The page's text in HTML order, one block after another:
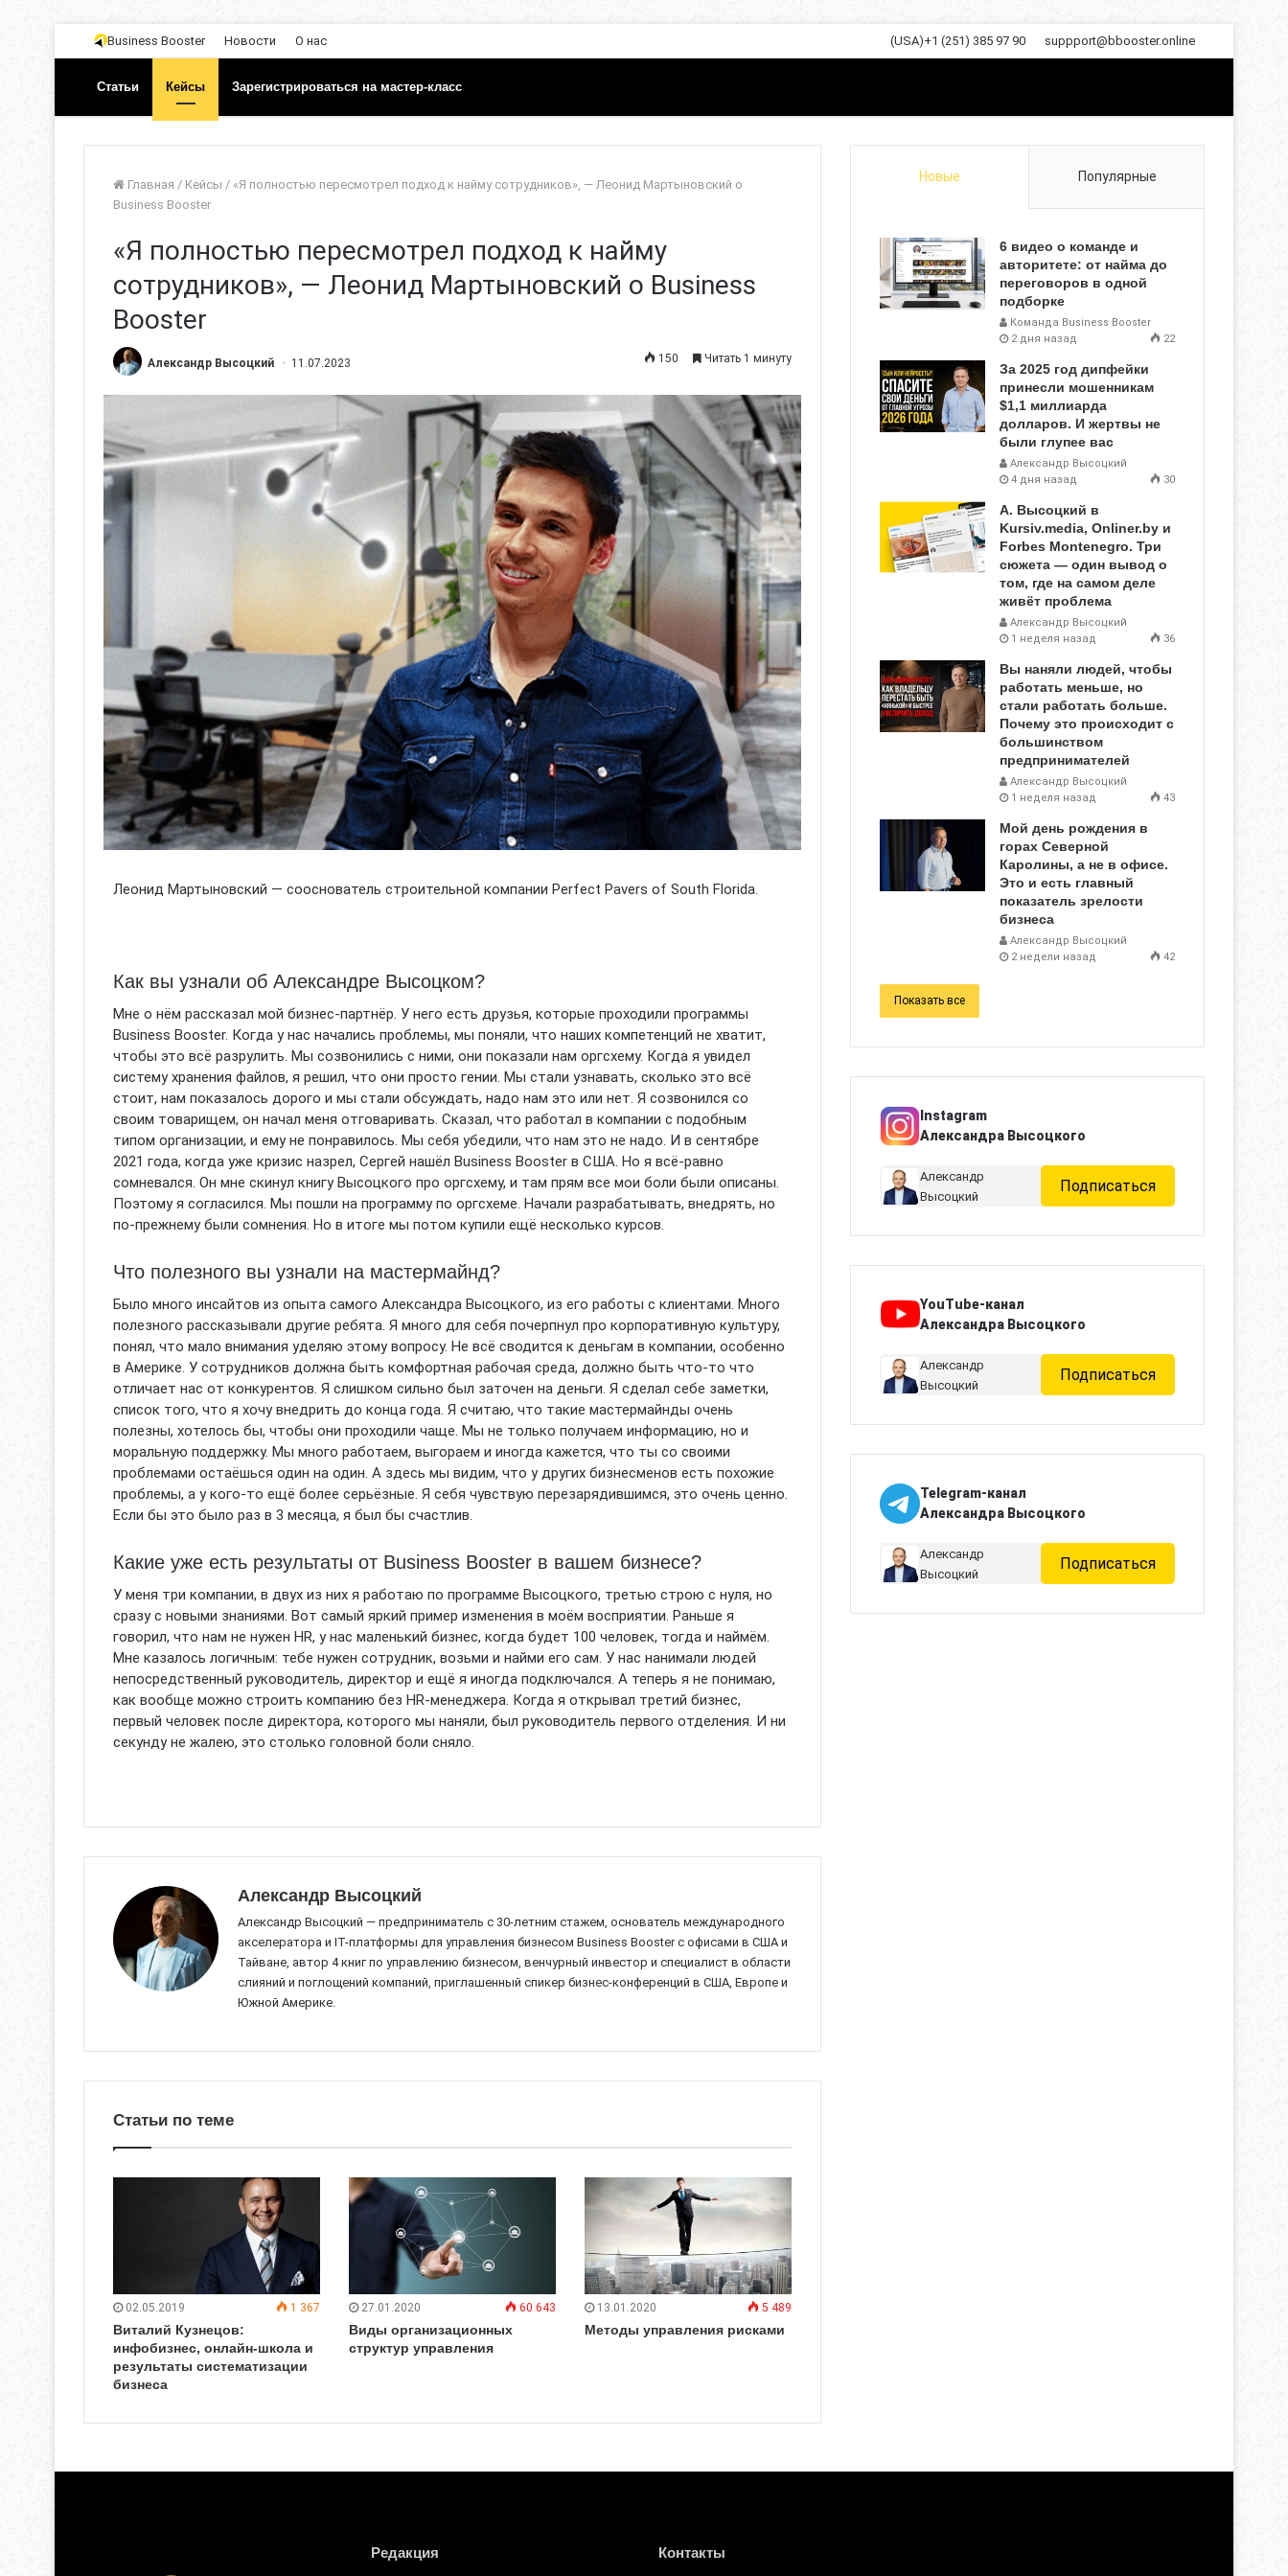
Business Booster Новости О нас (USA)+1 (251) 385 97 90 suppport@bbooster.online
Статьи Кейсы Зарегистрироваться на мастер-класс
Главная / Кейсы / «Я полностью пересмотрел подход к найму сотрудников», — Леонид Мартыновский о
Business Booster
«Я полностью пересмотрел подход к найму
сотрудников», — Леонид Мартыновский о Business
Booster
Александр Высоцкий 11.07.2023 150 Читать 1 минуту
Леонид Мартыновский — сооснователь строительной компании Perfect Pavers of South Florida.
Как вы узнали об Александре Высоцком?
Мне о нём рассказал мой бизнес-партнёр. У него есть друзья, которые проходили программы
Business Booster. Когда у нас начались проблемы, мы поняли, что наших компетенций не хватит,
чтобы это всё разрулить. Мы созвонились с ними, они показали нам оргсхему. Когда я увидел
систему хранения файлов, я решил, что они просто гении. Мы стали узнавать, сколько это всё
стоит, нам показалось дорого и мы стали обсуждать, надо нам это или нет. Я созвонился со
своим товарищем, он начал меня отговаривать. Сказал, что работал в компании с подобным
типом организации, и ему не понравилось. Мы себя убедили, что нам это не надо. И в сентябре
2021 года, когда уже кризис назрел, Сергей нашёл Business Booster в США. Но я всё-равно
сомневался. Он мне скинул книгу Высоцкого про оргсхему, и там прям все мои боли были описаны.
Поэтому я согласился. Мы пошли на программу по оргсхеме. Начали разрабатывать, внедрять, но
по-прежнему были сомнения. Но в итоге мы потом купили ещё несколько курсов.
Что полезного вы узнали на мастермайнд?
Было много инсайтов из опыта самого Александра Высоцкого, из его работы с клиентами. Много
полезного рассказывали другие ребята. Я много для себя почерпнул про корпоративную культуру,
понял, что мало внимания уделяю этому вопросу. Не всё сводится к деньгам в компании, особенно
в Америке. У сотрудников должна быть комфортная рабочая среда, должно быть что-то что
отличает нас от конкурентов. Я слишком сильно был заточен на деньги. Я сделал себе заметки,
список того, что я хочу внедрить до конца года. Я считаю, что такие мастермайнды очень
полезны, хотелось бы, чтобы они проходили чаще. Мы не только получаем информацию, но и
моральную поддержку. Мы много работаем, выгораем и иногда кажется, что ты со своими
проблемами остаёшься один на один. А здесь мы видим, что у других бизнесменов есть похожие
проблемы, а у кого-то ещё более серьёзные. Я себя чувствую перезарядившимся, это очень ценно.
Если бы это было раз в 3 месяца, я был бы счастлив.
Какие уже есть результаты от Business Booster в вашем бизнесе?
У меня три компании, в двух из них я работаю по программе Высоцкого, третью строю с нуля, но
сразу с новыми знаниями. Вот самый яркий пример изменения в моём восприятии. Раньше я
говорил, что нам не нужен HR, у нас маленький бизнес, когда будет 100 человек, тогда и наймём.
Мне казалось логичным: тебе нужен сотрудник, возьми и найми его сам. У нас нанимали людей
непосредственный руководитель, директор и ещё я иногда подключался. А теперь я не понимаю,
как вообще можно строить компанию без HR-менеджера. Когда я открывал третий бизнес,
первый человек после директора, которого мы наняли, был руководитель первого отделения. И ни
секунду не жалею, это столько головной боли сняло.
Александр Высоцкий
Александр Высоцкий — предприниматель с 30-летним стажем, основатель международного
акселератора и IT-платформы для управления бизнесом Business Booster c офисами в США и
Тайване, автор 4 книг по управлению бизнесом, венчурный инвестор и специалист в области
слияний и поглощений компаний, приглашенный спикер бизнес-конференций в США, Европе и
Южной Америке.
Статьи по теме
02.05.2019 1 367
Виталий Кузнецов:
инфобизнес, онлайн-школа и
результаты систематизации
бизнеса
27.01.2020 60 643
Виды организационных
структур управления
13.01.2020 5 489
Методы управления рисками
Новые Популярные
6 видео о команде и
авторитете: от найма до
переговоров в одной
подборке
Команда Business Booster
2 дня назад
22
За 2025 год дипфейки
принесли мошенникам
$1,1 миллиарда
долларов. И жертвы не
были глупее вас
Александр Высоцкий
4 дня назад
30
А. Высоцкий в
Kursiv.media, Onliner.by и
Forbes Montenegro. Три
сюжета — один вывод о
том, где на самом деле
живёт проблема
Александр Высоцкий
1 неделя назад
36
Вы наняли людей, чтобы
работать меньше, но
стали работать больше.
Почему это происходит с
большинством
предпринимателей
Александр Высоцкий
1 неделя назад
43
Мой день рождения в
горах Северной
Каролины, а не в офисе.
Это и есть главный
показатель зрелости
бизнеса
Александр Высоцкий
2 недели назад
42
Показать все
Instagram
Александра Высоцкого
Александр
Высоцкий
Подписаться
YouTube-канал
Александра Высоцкого
Александр
Высоцкий
Подписаться
Telegram-канал
Александра Высоцкого
Александр
Высоцкий
Подписаться
Редакция Контакты